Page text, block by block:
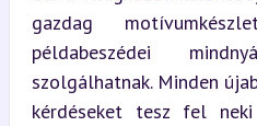
gazdag
példabeszédei
szolgálhatnak. Minden
kérdéseket tesz fel